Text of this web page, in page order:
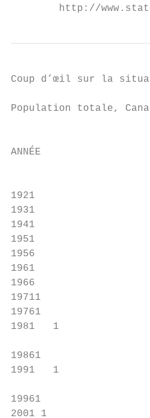
http://
Coup d’œil sur la
Population totale,
ANNÉE
1921
1931
1941
1951
1956
1961
1966
19711
19761
1981   1
19861
1991   1
19961
2001 1